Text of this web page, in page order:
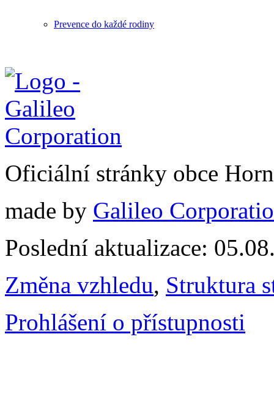
Prevence do každé rodiny
Oficiální stránky obce
made by Galileo
Poslední aktualizace:
Změna vzhledu, Struktura
Prohlášení o přístupnosti